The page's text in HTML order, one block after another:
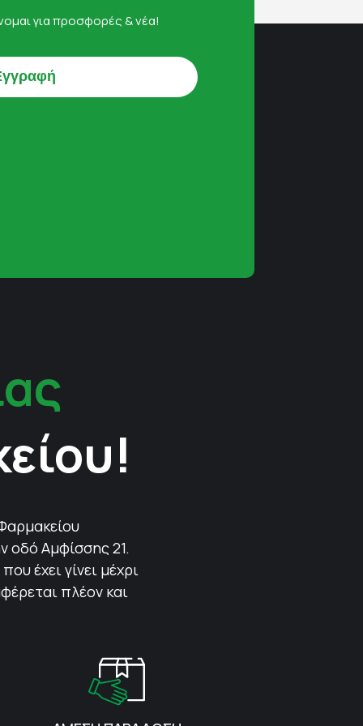
για προσφορές & νέα!
οδό Αμφίσσης 21.
έχει γίνει μέχρι
πλέον και